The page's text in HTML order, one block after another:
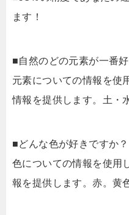
ます！
■自然のどの元素が一番
元素についての情報を使
情報を提供します。土・
■どんな色が好きですか？
色についての情報を使用
報を提供します。赤。黄